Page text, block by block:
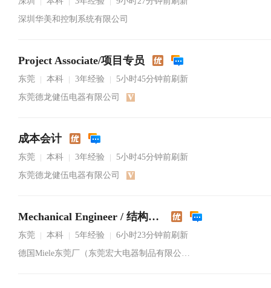
深圳华美和控制系统有限公司
Project Associate/项目专员
东莞 本科 3年经验
5小时45分钟前刷新
东莞德龙健伍电器有限公司
成本会计
东莞 本科 3年经验
5小时45分钟前刷新
东莞德龙健伍电器有限公司
Mechanical Engineer / 结构工程师
东莞 本科 5年经验
6小时23分钟前刷新
德国Miele东莞厂（东莞宏大电器制品有限公司）